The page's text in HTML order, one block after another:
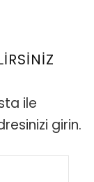
ile
girin.